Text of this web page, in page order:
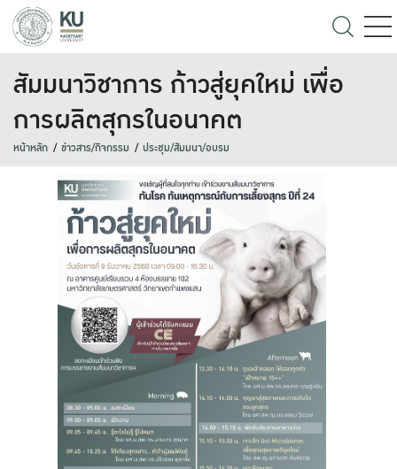
สัมมนาวิชาการ ก้าวสู่ยุคใหม่ เพื่อ
การผลิตสุกรในอนาคต
หน้าหลัก ข่าวสาร/กิจกรรม ประชุม/สัมมนา/อบรม